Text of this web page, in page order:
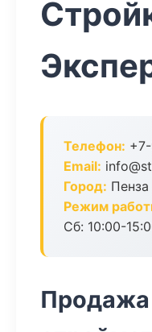
Телефон:
Email:
Город: Пенза
Режим
Сб: 10:00-
Продажа